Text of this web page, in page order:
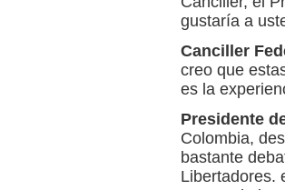
gustaría a
Canciller
creo que
es la
Presidente
Colombia,
bastante
Libertadores.